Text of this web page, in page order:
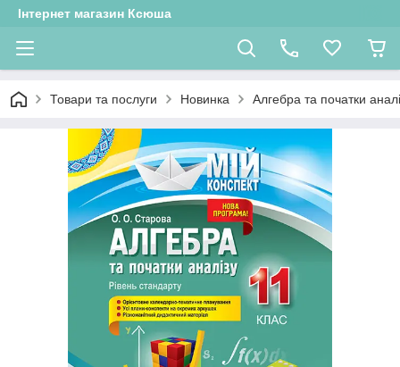
Інтернет магазин Ксюша
Товари та послуги Новинка Алгебра та початки